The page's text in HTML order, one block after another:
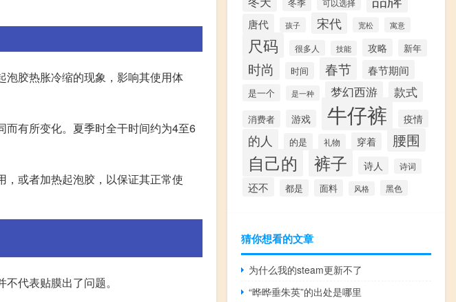
泡胶热胀冷缩的现象，影响其使用体
有所变化。夏季时全干时间约为4至6
或者加热起泡胶，以保证其正常使
代表贴膜出了问题。
冬季 可以选择
唐代 孩子 宋代 宽松 寓意
尺码 很多人 技能 攻略 新年
时尚 时间 春节 春节期间
是一个 是一种 梦幻西游 款式
消费者 游戏 牛仔裤 疫情
的人 的是 礼物 穿着 腰围
自己的 裤子 诗人 诗词
还不 都是 面料 风格 黑色
猜你想看的文章
为什么我的steam更新不了
“晔晔垂朱英”的出处是哪里